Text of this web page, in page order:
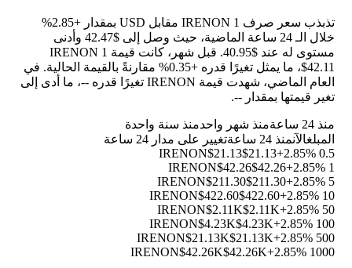
تذبذب سعر صرف 1 IRENON مقابل USD بمقدار
+2.85%
خلال الـ 24 ساعة الماضية، حيث وصل إلى $42.47 وأدنى
مستوى له عند $40.95. قبل شهر، كانت قيمة 1 IRENON
$42.11، ما يمثل تغيرًا قدره
+0.35%
مقارنةً بالقيمة الحالية. في
العام الماضي، شهدت قيمة IRENON تغيرًا قدره
--، ما أدى إلى
تغير قيمتها بمقدار --
.
منذ 24 ساعة منذ شهر واحدمنذ سنة واحدة
المبلغالآنمنذ 24 ساعة
تغيير على مدار 24 ساعة
0.5 IRENON
$21.13$21.13+2.85%
1 IRENON
$42.26$42.26+2.85%
5 IRENON
$211.30$211.30+2.85%
10 IRENON
$422.60$422.60+2.85%
50 IRENON
$2.11K$2.11K+2.85%
100 IRENON
$4.23K$4.23K+2.85%
500 IRENON
$21.13K$21.13K+2.85%
1000 IRENON
$42.26K$42.26K+2.85%